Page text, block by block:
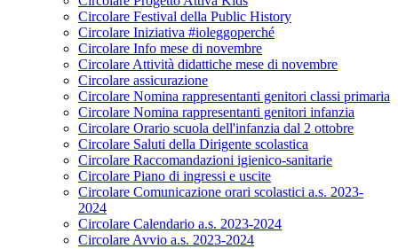
Circolare Festival della Public History
Circolare Iniziativa #ioleggoperché
Circolare Info mese di novembre
Circolare Attività didattiche mese di novembre
Circolare assicurazione
Circolare Nomina rappresentanti genitori classi primaria
Circolare Nomina rappresentanti genitori infanzia
Circolare Orario scuola dell'infanzia dal 2 ottobre
Circolare Saluti della Dirigente scolastica
Circolare Raccomandazioni igienico-sanitarie
Circolare Piano di ingressi e uscite
Circolare Comunicazione orari scolastici a.s. 2023-
2024
Circolare Calendario a.s. 2023-2024
Circolare Avvio a.s. 2023-2024